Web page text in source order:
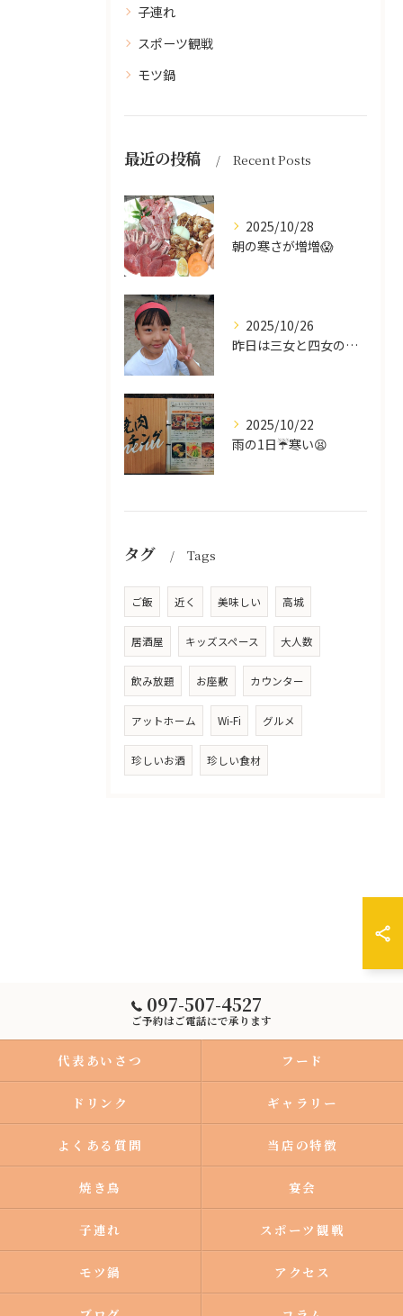
子連れ
スポーツ観戦
モツ鍋
最近の投稿 Recent Posts
2025/10/28
朝の寒さが増増😱
2025/10/26
昨日は三女と四女の運動会🥰
2025/10/22
雨の1日☔寒い😫
タグ Tags
ご飯 近く 美味しい 高城
居酒屋 キッズスペース 大人数
飲み放題 お座敷 カウンター
アットホーム Wi-Fi グルメ
珍しいお酒 珍しい食材
097-507-4527
ご予約はご電話にで承ります
代表あいさつ フード
ドリンク ギャラリー
よくある質問 当店の特徴
焼き鳥 宴会
子連れ スポーツ観戦
モツ鍋 アクセス